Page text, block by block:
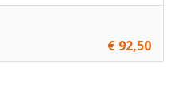
€ 92,50